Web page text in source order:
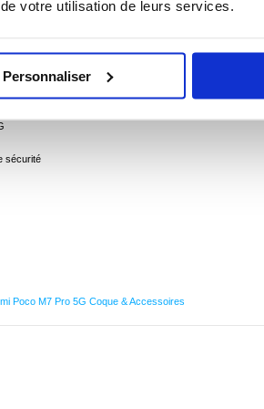
votre utilisation de leurs services.
Personnaliser
en verre trempé de 0.3mm. Ce protecteur d'écran
et un toucher délicat. Le protecteur d'écran ultra-fin
l'image, tandis que le revêtement oléophobe spécial
sécurité
Poco M7 Pro 5G Coque & Accessoires